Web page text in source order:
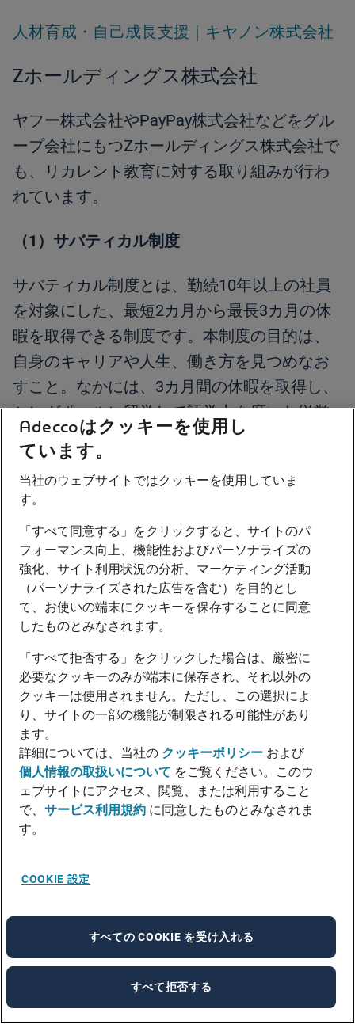
人材育成・自己成長支援｜キヤノン株式会社
Zホールディングス株式会社
ヤフー株式会社やPayPay株式会社などをグル
ープ会社にもつZホールディングス株式会社で
も、リカレント教育に対する取り組みが行わ
れています。
（1）サバティカル制度
サバティカル制度とは、勤続10年以上の社員
を対象にした、最短2カ月から最長3カ月の休
暇を取得できる制度です。本制度の目的は、
自身のキャリアや人生、働き方を見つめなお
すこと。なかには、3カ月間の休暇を取得し、
シンガポールに留学して語学力を磨いた従業
員もいます。
（2）勉学休職制度
勉学休職制度とは、同社がキャリア施策のひ
とつとして実施している休職制度です。業務
を離れ、専門知識や語学力を身につけるた
め、集中的に学習できるように設けていま
す。対象となるのは勤続3年以上の正社員で、
最長で2年間の休暇が取得可能です。実際に、
これからのキャリアを考え、大学院に進学し
て数学を学んでいるエンジニアの従業員もい
ます。
従業員との約束｜Zホールディングス株式会
社
リカレント教育を活用する
ために
Adeccoはクッキーを使用し
ています。
当社のウェブサイトではクッキーを使用していま
す。
「すべて同意する」をクリックすると、サイトのパ
フォーマンス向上、機能性およびパーソナライズの
強化、サイト利用状況の分析、マーケティング活動
（パーソナライズされた広告を含む）を目的とし
て、お使いの端末にクッキーを保存することに同意
したものとみなされます。
「すべて拒否する」をクリックした場合は、厳密に
必要なクッキーのみが端末に保存され、それ以外の
クッキーは使用されません。ただし、この選択によ
り、サイトの一部の機能が制限される可能性があり
ます。
詳細については、当社の クッキーポリシー および
個人情報の取扱いについて をご覧ください。このウ
ェブサイトにアクセス、閲覧、または利用すること
で、 サービス利用規約 に同意したものとみなされま
す。
COOKIE 設定
すべて拒否する
すべての COOKIE を受け入れる